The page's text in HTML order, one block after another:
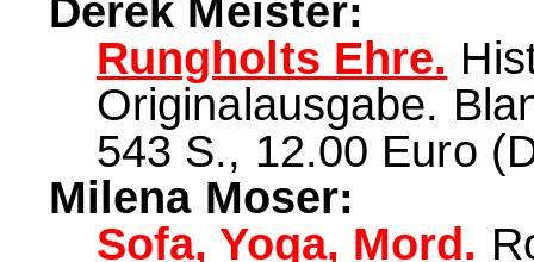
Derek Meister:
Rungholts Ehre.
Originalausgabe.
543 S., 12.00 Euro
Milena Moser:
Sofa, Yoga, Mord.